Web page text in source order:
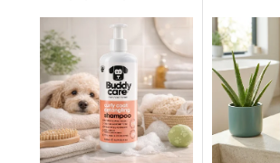
Detangling s vůní
broskve